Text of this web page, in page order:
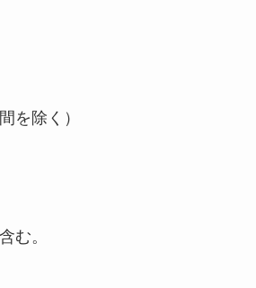
を除く）
む。